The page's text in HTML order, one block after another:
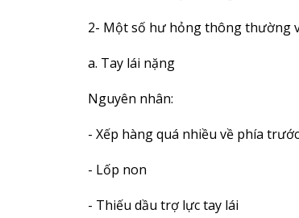
2- Một số hư hỏng thông thường
a. Tay lái nặng
Nguyên nhân:
- Xếp hàng quá nhiều về phía trước
- Lốp non
- Thiếu dầu trợ lực tay lái